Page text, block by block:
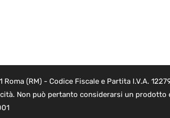
(RM) - Codice Fiscale e Partita I.V.A.
Non può pertanto considerarsi un prodotto